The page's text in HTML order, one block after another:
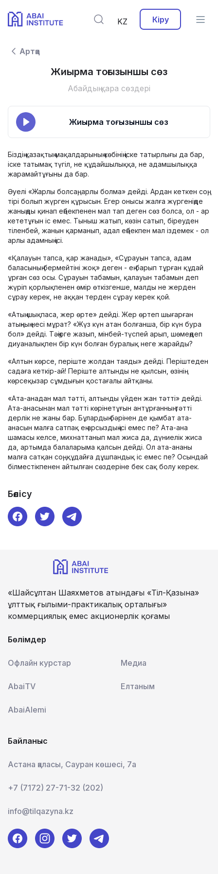
KZ Кіру
Артқа
Жиырма тоғызыншы сөз
Абайдың қара сөздері
Жиырма тоғызыншы сөз
Біздің қазақтың мақалдарының көбінің іске татырлығы да бар,
іске татымақ түгіл, не құдайшылыққа, не адамшылыққа
жарамайтұғыны да бар.
Әуелі «Жарлы болсаң, арлы болма» дейді. Ардан кеткен соң,
тірі болып жүрген құрысын. Егер онысы жалға жүргеніңде
жаныңды қинап еңбекпенен мал тап деген сөз болса, ол - ар
кететұғын іс емес. Тыныш жатып, көзін сатып, біреуден
тіленбей, жанын қарманып, адал еңбекпен мал іздемек - ол
арлы адамның ісі.
«Қалауын тапса, қар жанады», «Сұрауын тапса, адам
баласының бермейтіні жоқ» деген - ең барып тұрған құдай
ұрған сөз осы. Сұрауын табамын, қалауын табамын деп
жүріп қорлықпенен өмір өткізгенше, малды не жерден
сұрау керек, не аққан терден сұрау керек қой.
«Атың шықпаса, жер өрте» дейді. Жер өртеп шығарған
атыңның несі мұрат? «Жүз күн атан болғанша, бір күн бура
бол» дейді. Тәңірге жазып, мінбей-түспей арып, шөмеңдеп
диуаналықпен бір күн болған буралық неге жарайды?
«Алтын көрсе, періште жолдан таяды» дейді. Періштеден
садаға кеткір-ай! Періште алтынды не қылсын, өзінің
көрсеқызар сұмдығын қостағалы айтқаны.
«Ата-анадан мал тәтті, алтынды үйден жан тәтті» дейді.
Ата-анасынан мал тәтті көрінетұғын антұрғанның тәтті
дерлік не жаны бар. Бұлардың бәрінен де қымбат ата-
анасын малға сатпақ ең арсыздың ісі емес пе? Ата-ана
шамасы келсе, михнаттанып мал жиса да, дүниелік жиса
да, артымда балаларыма қалсын дейді. Ол ата-ананы
малға сатқан соң, құдайға дұшпандық іс емес пе? Осындай
білместікпенен айтылған сөздеріне бек сақ болу керек.
Бөлісу
«Шайсұлтан Шаяхметов атындағы «Тіл-Қазына»
ұлттық ғылыми-практикалық орталығы»
коммерциялық емес акционерлік қоғамы
Бөлімдер
Офлайн курстар Медиа
AbaiTV Елтаным
AbaiAlemi
Байланыс
Астана қаласы, Сауран көшесі, 7а
+7 (7172) 27-71-32 (202)
info@tilqazyna.kz